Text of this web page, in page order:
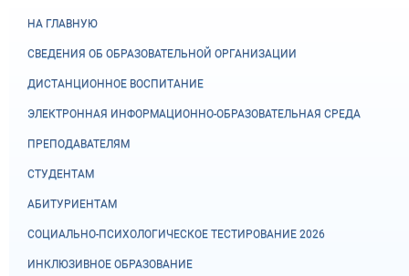
НА ГЛАВНУЮ
СВЕДЕНИЯ ОБ ОБРАЗОВАТЕЛЬНОЙ ОРГАНИЗАЦИИ
ДИСТАНЦИОННОЕ ВОСПИТАНИЕ
ЭЛЕКТРОННАЯ ИНФОРМАЦИОННО-ОБРАЗОВАТЕЛЬНАЯ СРЕДА
ПРЕПОДАВАТЕЛЯМ
СТУДЕНТАМ
АБИТУРИЕНТАМ
СОЦИАЛЬНО-ПСИХОЛОГИЧЕСКОЕ ТЕСТИРОВАНИЕ 2026
ИНКЛЮЗИВНОЕ ОБРАЗОВАНИЕ